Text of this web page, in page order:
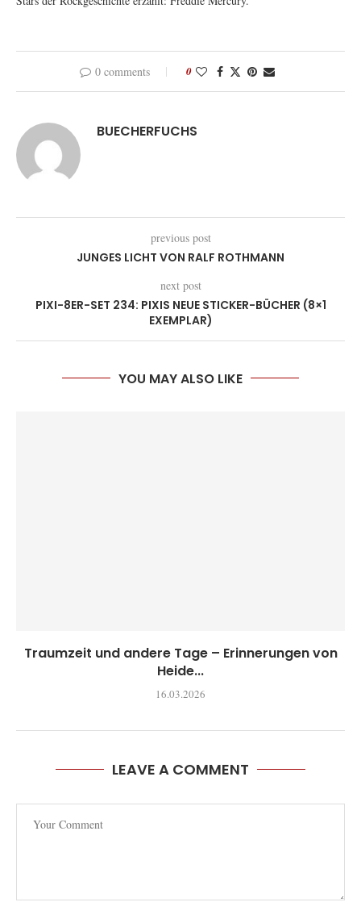
0 comments 0
BUECHERFUCHS
previous post
JUNGES LICHT VON RALF ROTHMANN
next post
PIXI-8ER-SET 234: PIXIS NEUE STICKER-BÜCHER (8×1
EXEMPLAR)
YOU MAY ALSO LIKE
Traumzeit und andere Tage – Erinnerungen von
Heide...
16.03.2026
LEAVE A COMMENT